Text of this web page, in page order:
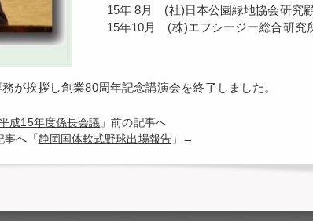
15年 8月 (社)日本公園緑地協会研究
15年10月 (株)エフシージー総合研究
が挨拶し創業80周年記念講演会を終了しました。
成15年度係長会議 」前の記事へ
へ「 静岡国体軟式野球出場報告」→